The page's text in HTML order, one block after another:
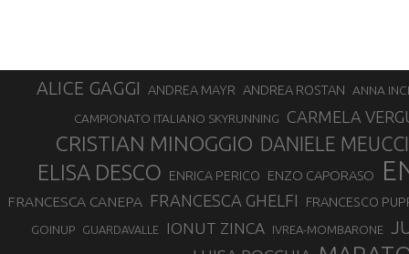
ALICE GAGGI ANDREA MAYR ANDREA ROSTAN ANNA
CAMPIONATO ITALIANO SKYRUNNING CARMELA
CRISTIAN MINOGGIO DANIELE MEUCCI
ELISA DESCO ENRICA PERICO ENZO CAPORASO
FRANCESCA CANEPA FRANCESCA GHELFI FRANCESCO
GOINUP GUARDAVALLE IONUT ZINCA IVREA-MOMBARONE